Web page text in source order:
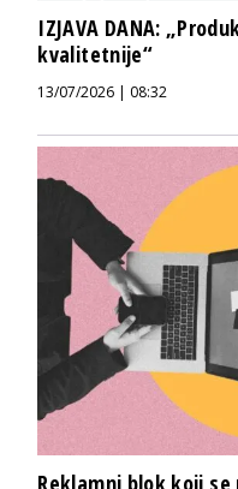
IZJAVA DANA:
kvalitetnije“
13/07/2026 | 08:32
Reklamni blok koji